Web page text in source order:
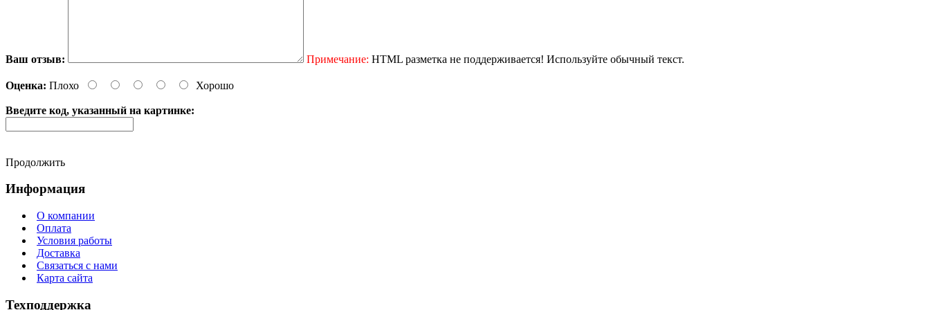
Ваш отзыв: Примечание: HTML разметка не поддерживается! Используйте обычный текст.
Оценка: Плохо Хорошо
Введите код, указанный на картинке:
Продолжить
Информация
О компании
Оплата
Условия работы
Доставка
Связаться с нами
Карта сайта
Техподдержка